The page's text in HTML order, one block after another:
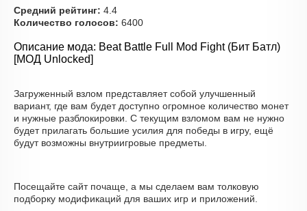
Средний рейтинг: 4.4
Количество голосов: 6400
Описание мода: Beat Battle Full Mod Fight (Бит Батл)
[МОД Unlocked]
Загруженный взлом представляет собой улучшенный
вариант, где вам будет доступно огромное количество монет
и нужные разблокировки. С текущим взломом вам не нужно
будет прилагать большие усилия для победы в игру, ещё
будут возможны внутриигровые предметы.
Посещайте сайт почаще, а мы сделаем вам толковую
подборку модификаций для ваших игр и приложений.